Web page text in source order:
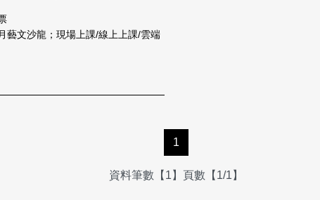
藝文沙龍；現場上課/線上上課/雲端
1
資料筆數【1】頁數【1/1】